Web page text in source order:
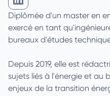
Alexandra Stoecklin
Diplômée d'un master en
exercé en tant
bureaux d'études
Depuis 2019, elle est
sujets liés à l'énergie et au
enjeux de la transition